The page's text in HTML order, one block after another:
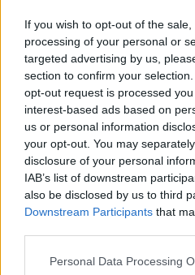
If you wish to opt-out of the
processing of your personal or
targeted advertising by us,
section to confirm your
opt-out request is processed
interest-based ads based on
us or personal information
your opt-out. You may
disclosure of your personal
IAB’s list of downstream
also be disclosed by us to third
Downstream Participants that
Personal Data Processing
Ayuntamiento de
Cabeza
Ayuntamiento